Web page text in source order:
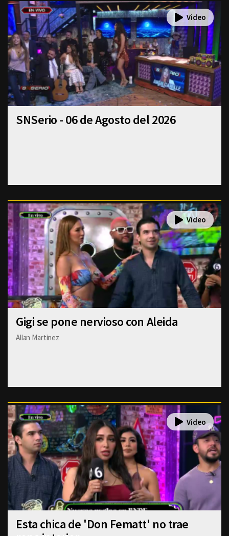
SNSerio - 06 de Agosto del 2026
Gigi se pone nervioso con Aleida
Allan Martinez
Esta chica de 'Don Fematt' no trae